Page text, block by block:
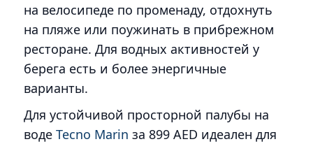
на велосипеде по променаду, отдохнуть
на пляже или поужинать в прибрежном
ресторане. Для водных активностей у
берега есть и более энергичные
варианты.
Для устойчивой просторной палубы на
воде Tecno Marin за 899 AED идеален для